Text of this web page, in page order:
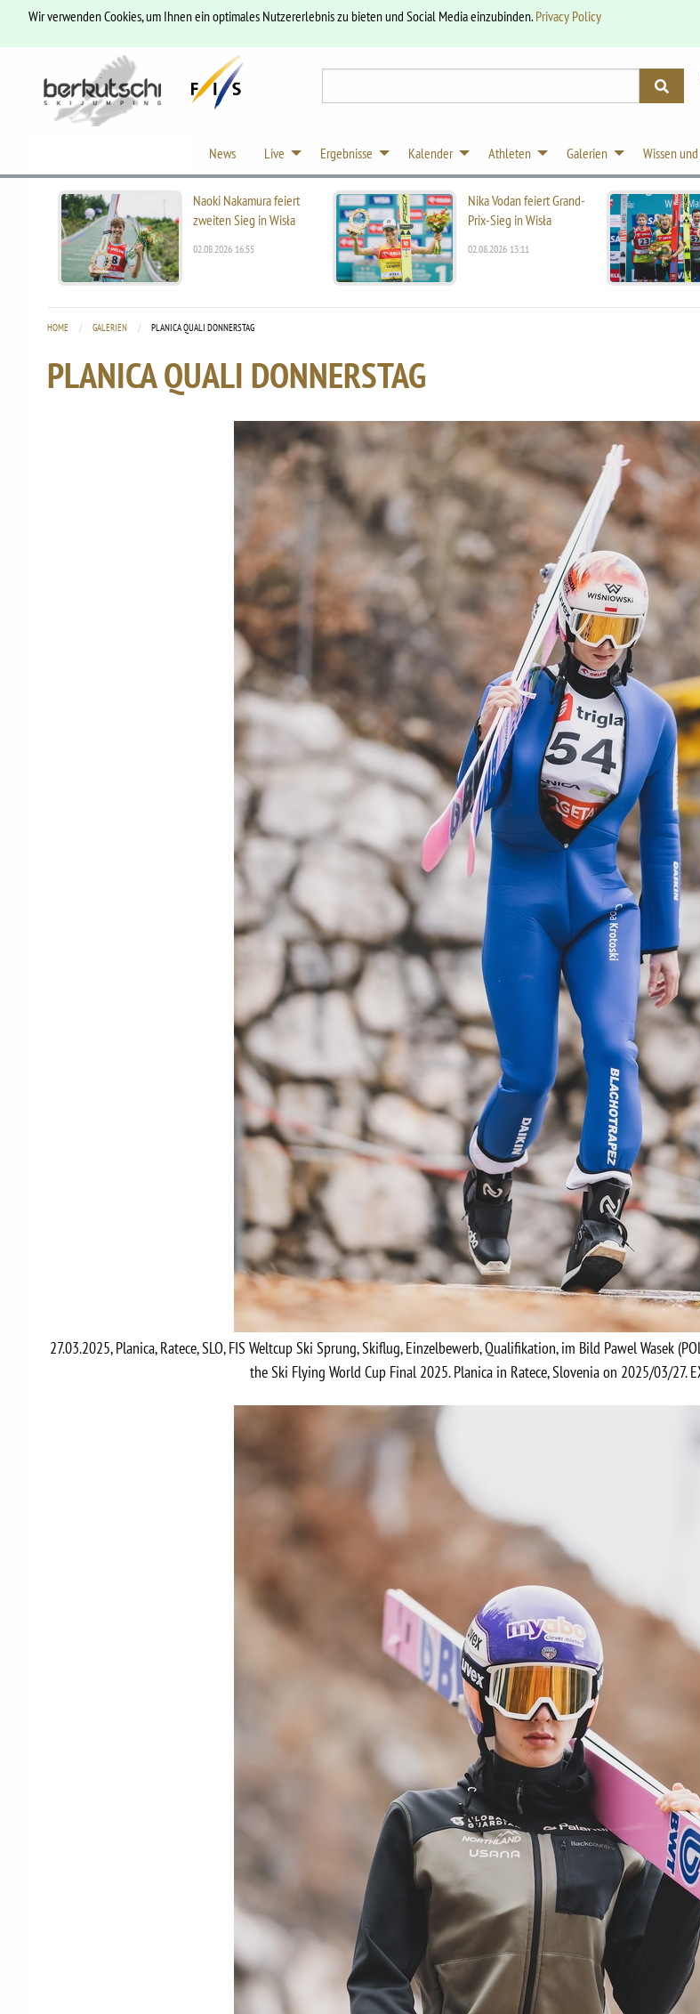
Wir verwenden Cookies, um Ihnen ein optimales Nutzererlebnis zu bieten und Social Media einzubinden.Privacy Policy
News Live Ergebnisse Kalender Athleten Galerien Wissen
Naoki Nakamura feiert
zweiten Sieg in Wisła
02.08.2026 16:55
Nika Vodan feiert Grand-
Prix-Sieg in Wisła
02.08.2026 13:11
HOME GALERIEN CURRENT:
PLANICA QUALI DONNERSTAG
PLANICA QUALI DONNERSTAG
27.03.2025, Planica, Ratece, SLO, FIS Weltcup Ski Sprung, Skiflug, Einzelbewerb, Qualifikation, im Bild Pawel
the Ski Flying World Cup Final 2025. Planica in Ratece, Slovenia on 2025/03/27.